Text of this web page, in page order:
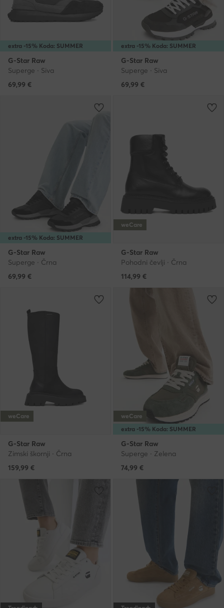
extra -15% Koda: SUMMER
G-Star Raw
Superge · Siva
69,99 €
extra -15% Koda: SUMMER
G-Star Raw
Superge · Siva
69,99 €
extra -15% Koda: SUMMER
G-Star Raw
Superge · Črna
69,99 €
weCare
G-Star Raw
Pohodni čevlji · Črna
114,99 €
weCare
G-Star Raw
Zimski škornji · Črna
159,99 €
extra -15% Koda: SUMMER
weCare
G-Star Raw
Superge · Zelena
74,99 €